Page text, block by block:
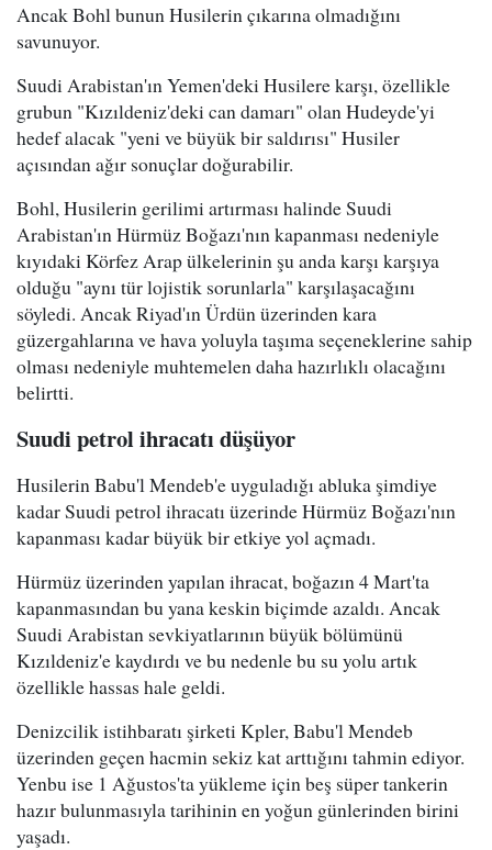
Ancak Bohl bunun Husilerin çıkarına olmadığını
savunuyor.
Suudi Arabistan'ın Yemen'deki Husilere karşı, özellikle
grubun "Kızıldeniz'deki can damarı" olan Hudeyde'yi
hedef alacak "yeni ve büyük bir saldırısı" Husiler
açısından ağır sonuçlar doğurabilir.
Bohl, Husilerin gerilimi artırması halinde Suudi
Arabistan'ın Hürmüz Boğazı'nın kapanması nedeniyle
kıyıdaki Körfez Arap ülkelerinin şu anda karşı karşıya
olduğu "aynı tür lojistik sorunlarla" karşılaşacağını
söyledi. Ancak Riyad'ın Ürdün üzerinden kara
güzergahlarına ve hava yoluyla taşıma seçeneklerine sahip
olması nedeniyle muhtemelen daha hazırlıklı olacağını
belirtti.
Suudi petrol ihracatı düşüyor
Husilerin Babu'l Mendeb'e uyguladığı abluka şimdiye
kadar Suudi petrol ihracatı üzerinde Hürmüz Boğazı'nın
kapanması kadar büyük bir etkiye yol açmadı.
Hürmüz üzerinden yapılan ihracat, boğazın 4 Mart'ta
kapanmasından bu yana keskin biçimde azaldı. Ancak
Suudi Arabistan sevkiyatlarının büyük bölümünü
Kızıldeniz'e kaydırdı ve bu nedenle bu su yolu artık
özellikle hassas hale geldi.
Denizcilik istihbaratı şirketi Kpler, Babu'l Mendeb
üzerinden geçen hacmin sekiz kat arttığını tahmin ediyor.
Yenbu ise 1 Ağustos'ta yükleme için beş süper tankerin
hazır bulunmasıyla tarihinin en yoğun günlerinden birini
yaşadı.